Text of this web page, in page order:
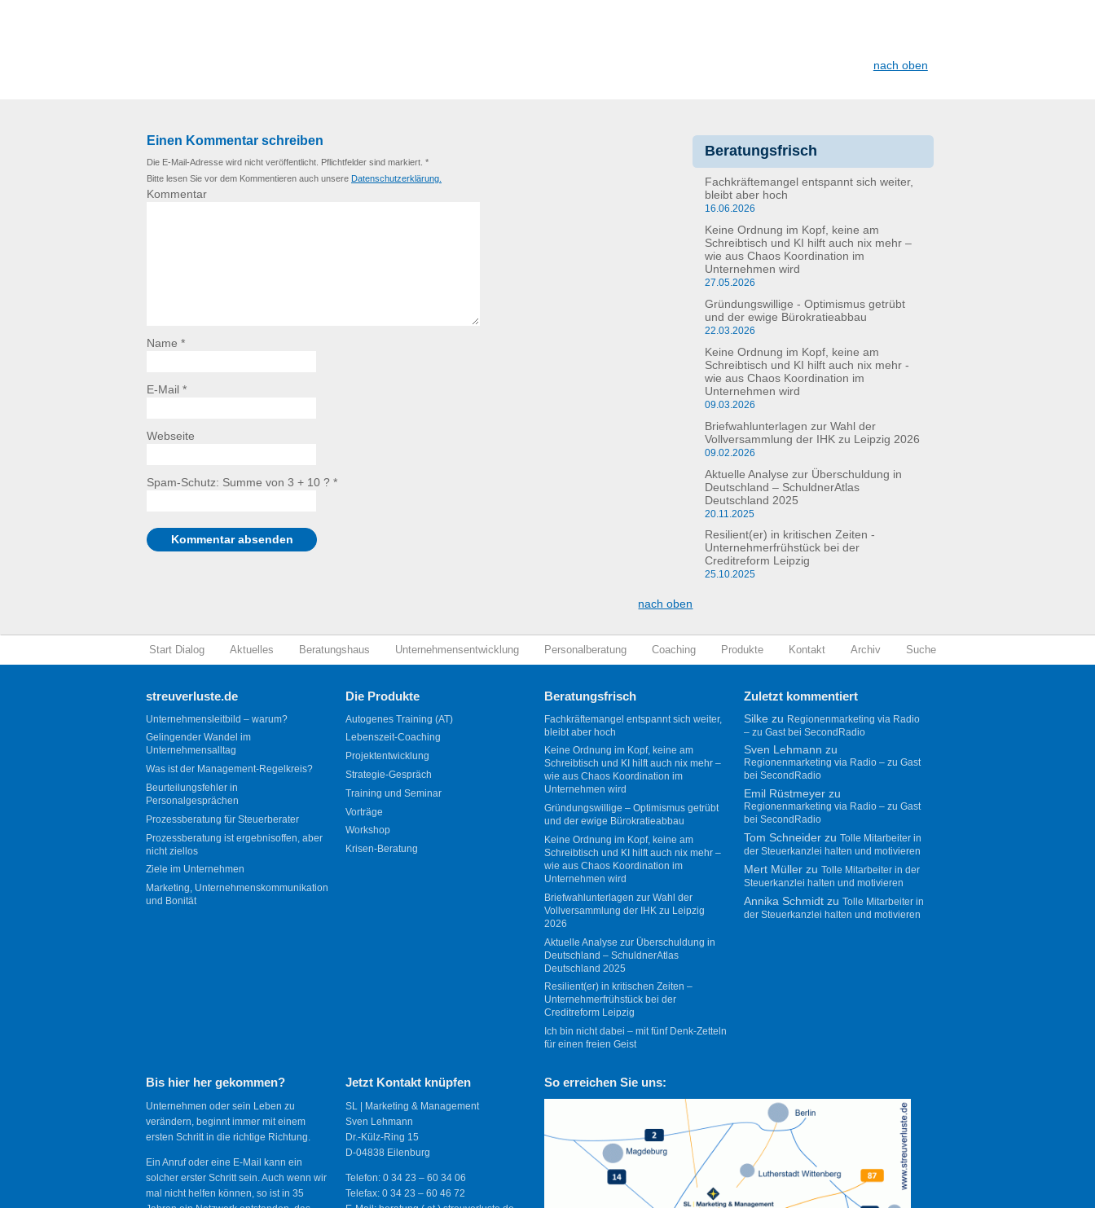
nach oben
Beratungsfrisch
Fachkräftemangel entspannt sich weiter,
bleibt aber hoch
16.06.2026
Keine Ordnung im Kopf, keine am
Schreibtisch und KI hilft auch nix mehr –
wie aus Chaos Koordination im
Unternehmen wird
27.05.2026
Gründungswillige - Optimismus getrübt
und der ewige Bürokratieabbau
22.03.2026
Keine Ordnung im Kopf, keine am
Schreibtisch und KI hilft auch nix mehr -
wie aus Chaos Koordination im
Unternehmen wird
09.03.2026
Briefwahlunterlagen zur Wahl der
Vollversammlung der IHK zu Leipzig 2026
09.02.2026
Aktuelle Analyse zur Überschuldung in
Deutschland – SchuldnerAtlas
Deutschland 2025
20.11.2025
Resilient(er) in kritischen Zeiten -
Unternehmerfrühstück bei der
Creditreform Leipzig
25.10.2025
Einen Kommentar schreiben
Die E-Mail-Adresse wird nicht veröffentlicht. Pflichtfelder sind markiert. *
Bitte lesen Sie vor dem Kommentieren auch unsere Datenschutzerklärung.
Kommentar
Name *
E-Mail *
Webseite
Spam-Schutz: Summe von 3 + 10 ? *
nach oben
Start Dialog Aktuelles Beratungshaus Unternehmensentwicklung Personalberatung Coaching Produkte Kontakt Archiv Suche
streuverluste.de
Unternehmensleitbild – warum?
Gelingender Wandel im
Unternehmensalltag
Was ist der Management-Regelkreis?
Beurteilungsfehler in
Personalgesprächen
Prozessberatung für Steuerberater
Prozessberatung ist ergebnisoffen, aber
nicht ziellos
Ziele im Unternehmen
Marketing, Unternehmenskommunikation
und Bonität
Die Produkte
Autogenes Training (AT)
Lebenszeit-Coaching
Projektentwicklung
Strategie-Gespräch
Training und Seminar
Vorträge
Workshop
Krisen-Beratung
Beratungsfrisch
Fachkräftemangel entspannt sich weiter,
bleibt aber hoch
Keine Ordnung im Kopf, keine am
Schreibtisch und KI hilft auch nix mehr –
wie aus Chaos Koordination im
Unternehmen wird
Gründungswillige – Optimismus getrübt
und der ewige Bürokratieabbau
Keine Ordnung im Kopf, keine am
Schreibtisch und KI hilft auch nix mehr –
wie aus Chaos Koordination im
Unternehmen wird
Briefwahlunterlagen zur Wahl der
Vollversammlung der IHK zu Leipzig
2026
Aktuelle Analyse zur Überschuldung in
Deutschland – SchuldnerAtlas
Deutschland 2025
Resilient(er) in kritischen Zeiten –
Unternehmerfrühstück bei der
Creditreform Leipzig
Ich bin nicht dabei – mit fünf Denk-Zetteln
für einen freien Geist
Zuletzt kommentiert
Silkezu Regionenmarketing via Radio
– zu Gast bei SecondRadio
Sven Lehmann zu
Regionenmarketing via Radio – zu Gast
bei SecondRadio
Emil Rüstmeyerzu
Regionenmarketing via Radio – zu Gast
bei SecondRadio
Tom Schneiderzu Tolle Mitarbeiter in
der Steuerkanzlei halten und motivieren
Mert Müllerzu Tolle Mitarbeiter in der
Steuerkanzlei halten und motivieren
Annika Schmidtzu Tolle Mitarbeiter in
der Steuerkanzlei halten und motivieren
Bis hier her gekommen?
Unternehmen oder sein Leben zu
verändern, beginnt immer mit einem
ersten Schritt in die richtige Richtung.
Ein Anruf oder eine E-Mail kann ein
solcher erster Schritt sein. Auch wenn wir
mal nicht helfen können, so ist in 35
Jetzt Kontakt knüpfen
SL | Marketing & Management
Sven Lehmann
Dr.-Külz-Ring 15
D-04838 Eilenburg
Telefon: 0 34 23 – 60 34 06
Telefax: 0 34 23 – 60 46 72
So erreichen Sie uns: